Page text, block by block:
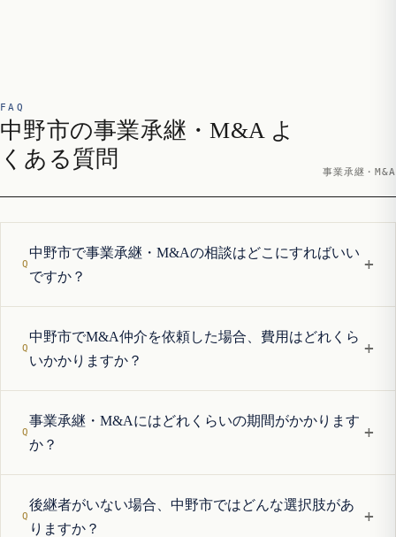
FAQ
中野市の事業承継・M&A よ
くある質問
事業承継・M&A
中野市で事業承継・M&Aの相談はどこにすればいい
ですか？
+
中野市でM&A仲介を依頼した場合、費用はどれくら
いかかりますか？
+
事業承継・M&Aにはどれくらいの期間がかかります
か？
+
後継者がいない場合、中野市ではどんな選択肢があ
りますか？
+